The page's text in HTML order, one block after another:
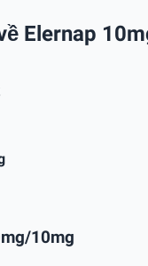
Elernap
10mg